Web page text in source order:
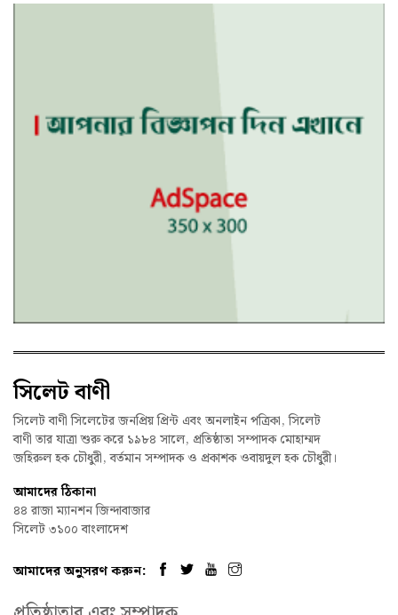
সিলেট বাণী
সিলেট বাণী সিলেটের জনপ্রিয় প্রিন্ট এবং অনলাইন পত্রিকা, সিলেট
বাণী তার যাত্রা শুরু করে ১৯৮৪ সালে, প্রতিষ্ঠাতা সম্পাদক মোহাম্মদ
জহিরুল হক চৌধুরী, বর্তমান সম্পাদক ও প্রকাশক ওবায়দুল হক চৌধুরী।
আমাদের ঠিকানা
৪৪ রাজা ম্যানশন জিন্দাবাজার
সিলেট ৩১০০ বাংলাদেশ
আমাদের অনুসরণ করুন: